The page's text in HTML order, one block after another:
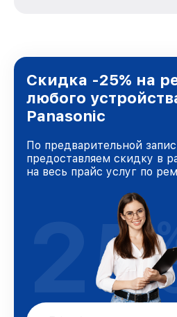
городе Казани, постоянно
доверия и лояльности
Скидка -25% на
любого
Panasonic
По предварительной
предоставляем скидку в
на весь прайс услуг по
25